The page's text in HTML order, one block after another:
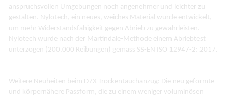
anspruchsvollen Umgebungen noch angenehmer und leichter zu
gestalten. Nylotech, ein neues, weiches Material wurde entwickelt,
um mehr Widerstandsfähigkeit gegen Abrieb zu gewährleisten.
Nylotech wurde nach der Martindale-Methode einem Abriebtest
unterzogen (200.000 Reibungen) gemäss SS-EN ISO 12947-2: 2017.
Weitere Neuheiten beim D7X Trockentauchanzug: Die neu geformte
und körpernähere Passform, die zu einem weniger voluminösen